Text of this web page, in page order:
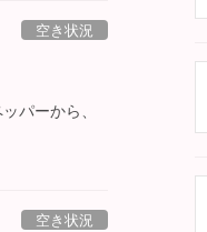
空き状況
パーから、
空き状況